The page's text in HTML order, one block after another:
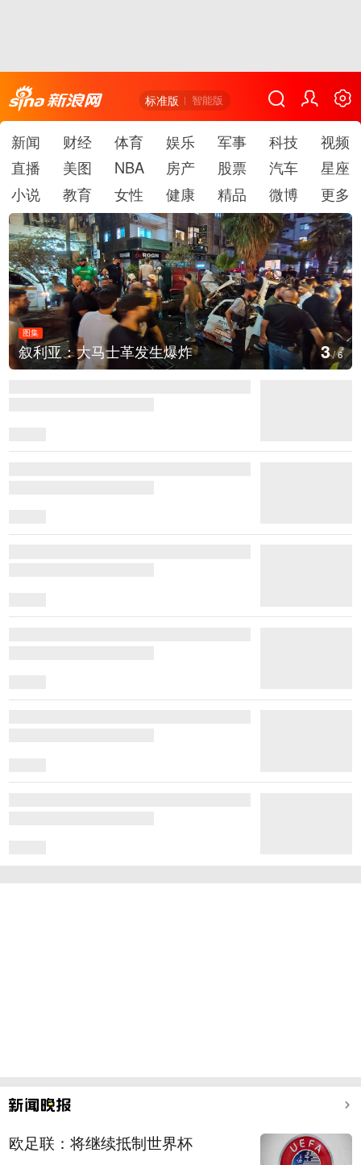
标准版 智能版
新闻 财经 体育 娱乐 军事 科技
视频
直播
美图 NBA 房产 股票 汽车
星座
小说
教育 女性 健康 精品 微博 更多
图集
叙利亚：大马士革发生爆炸 3/6
欧足联：将继续抵制世界杯